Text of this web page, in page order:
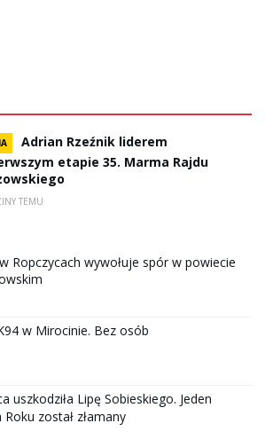
Adrian Rzeźnik liderem
etapie 35. Marma Rajdu
TEMU
Ropczycach wywołuje spór w powiecie
w Mirocinie. Bez osób
uszkodziła Lipę Sobieskiego. Jeden
został złamany